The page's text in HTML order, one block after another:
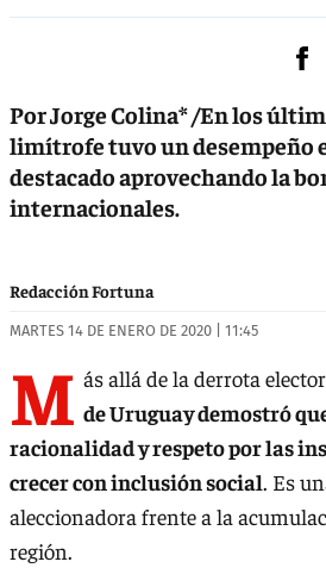
Por Jorge Colina* /En los
limítrofe tuvo un desempeño
destacado aprovechando la
internacionales.
Redacción Fortuna
MARTES 14 DE ENERO DE 2020 | 11:45
M ás allá de la derrota
de Uruguay demostró
racionalidad y respeto por las
crecer con inclusión social. Es
aleccionadora frente a la
región.